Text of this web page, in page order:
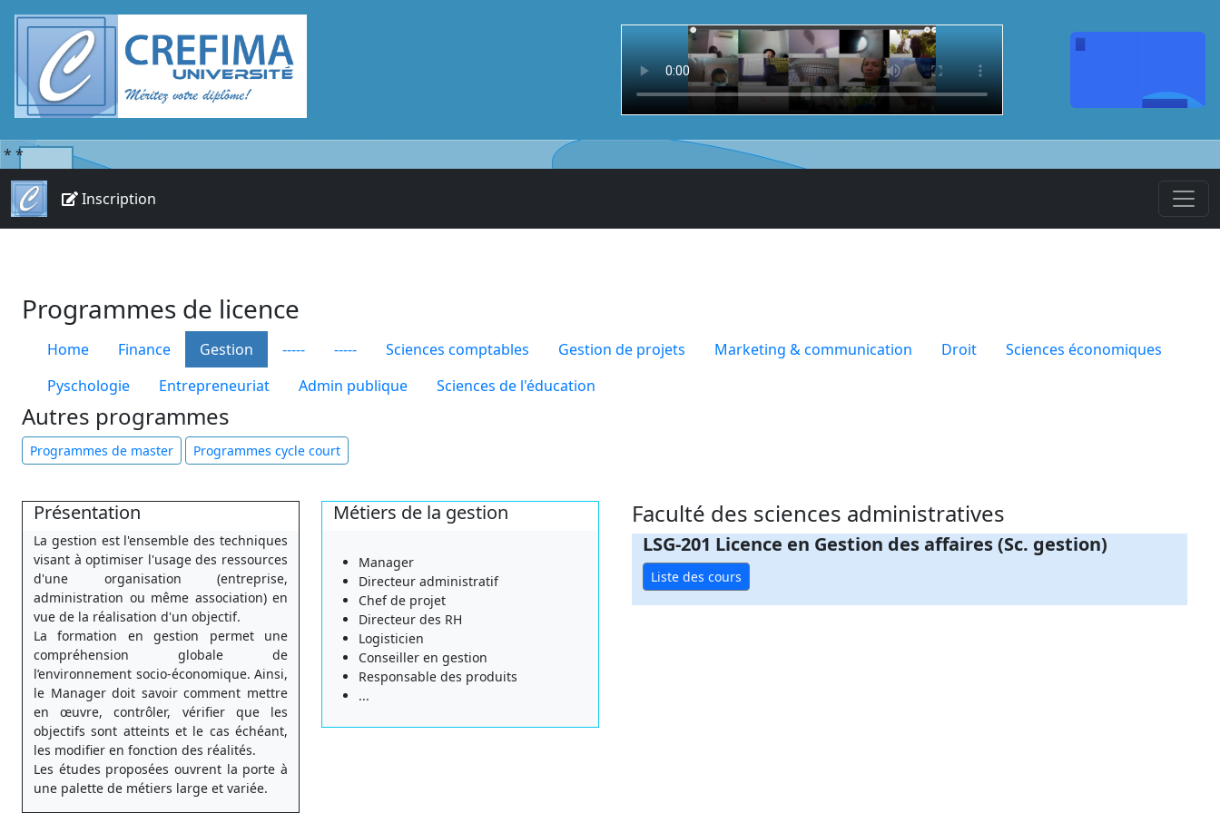
* *
Inscription
Programmes de licence
Home Finance Gestion ----- ----- Sciences comptables Gestion de projets Marketing & communication Droit
Sciences économiques
Pyschologie
Entrepreneuriat Admin publique Sciences de l'éducation
Autres programmes
Programmes de master Programmes cycle court
Présentation
La gestion est l'ensemble des techniques
visant à optimiser l'usage des ressources
d'une organisation (entreprise,
administration ou même association) en
vue de la réalisation d'un objectif.
La formation en gestion permet une
compréhension globale de
l’environnement socio-économique. Ainsi,
le Manager doit savoir comment mettre
en œuvre, contrôler, vérifier que les
objectifs sont atteints et le cas échéant,
les modifier en fonction des réalités.
Les études proposées ouvrent la porte à
une palette de métiers large et variée.
Métiers de la gestion
Manager
Directeur administratif
Chef de projet
Directeur des RH
Logisticien
Conseiller en gestion
Responsable des produits
...
Faculté des sciences administratives
LSG-201 Licence en Gestion des affaires (Sc. gestion)
Liste des cours